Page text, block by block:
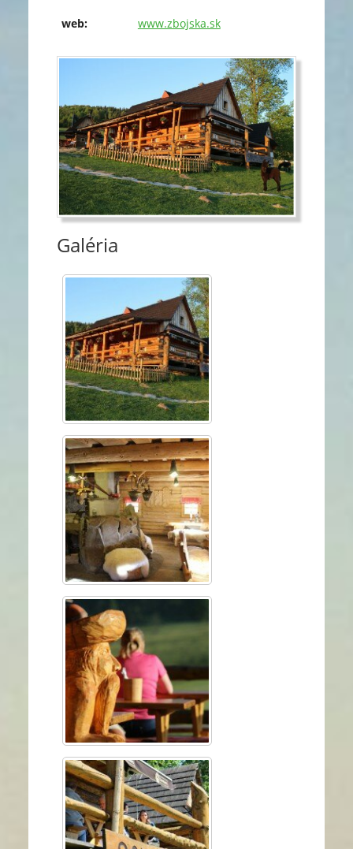
web: www.zbojska.sk
Galéria